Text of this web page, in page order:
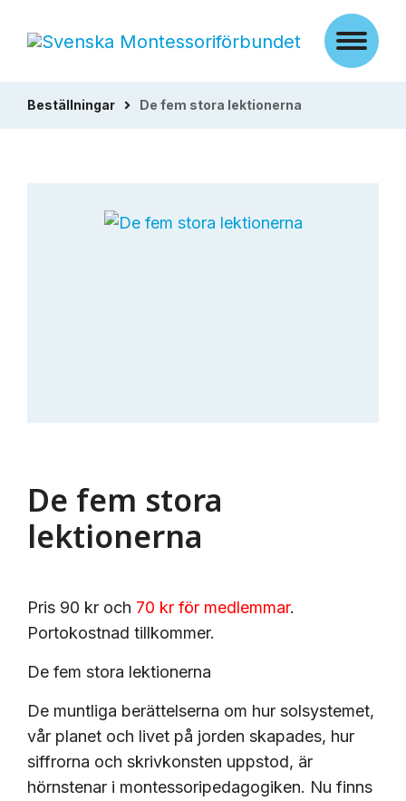
Beställningar De fem stora lektionerna
De fem stora
lektionerna
Pris 90 kr och 70 kr för medlemmar.
Portokostnad tillkommer.
De fem stora lektionerna
De muntliga berättelserna om hur solsystemet,
vår planet och livet på jorden skapades, hur
siffrorna och skrivkonsten uppstod, är
hörnstenar i montessoripedagogiken. Nu finns